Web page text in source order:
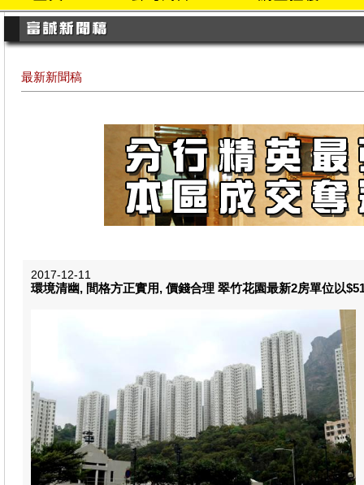
最新新聞稿
2017-12-11
環境清幽, 間格方正實用, 價錢合理 翠竹花園最新2房單位以